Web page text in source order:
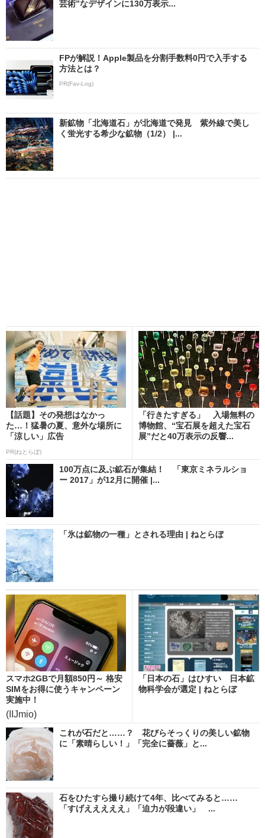
芸術”なデザインに130万表示...
FPが解説！Apple製品を分割手数料0円で入手する
方法とは？
PR(Fav-Log)
新鉱物「北海道石」が北海道で発見 紫外線で美し
く蛍光する希少な鉱物（1/2） |...
【話題】その発想はなかっ
た…！猛暑の夏、意外な場所に
「涼しい」広告
PR(ねとらぼ)
「行きたすぎる」 入場無料の
博物館、“宝石展を超えた宝石
展”だと40万表示の反響...
100万点に及ぶ鉱石が集結！ 「東京ミネラルショ
ー 2017」が12月に開催 |...
「氷は鉱物の一種」とされる理由 | ねとらぼ
スマホ2GBで月額850円～ 格安
SIMをお得に使うキャンペーン
実施中！
(IIJmio)
「日本の石」はひすい 日本鉱
物科学会が選定 | ねとらぼ
これが石だと……？ 花びらそっくりの美しい鉱物
に「素晴らしい！」「完全に薔薇」と...
石をひたすら撮り続けて4年、比べてみると……
「すげえええええ」「迫力が段違い」 ...